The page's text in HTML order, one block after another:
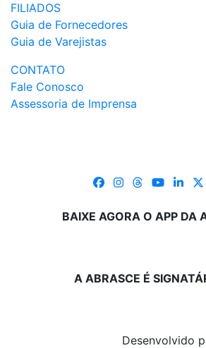
FILIADOS
Guia de Fornecedores
Guia de Varejistas
CONTATO
Fale Conosco
Assessoria de Imprensa
BAIXE AGORA O APP DA
A ABRASCE É
Desenvolvido